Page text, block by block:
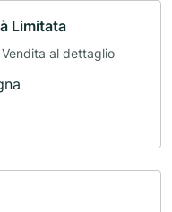
Limitata
al dettaglio